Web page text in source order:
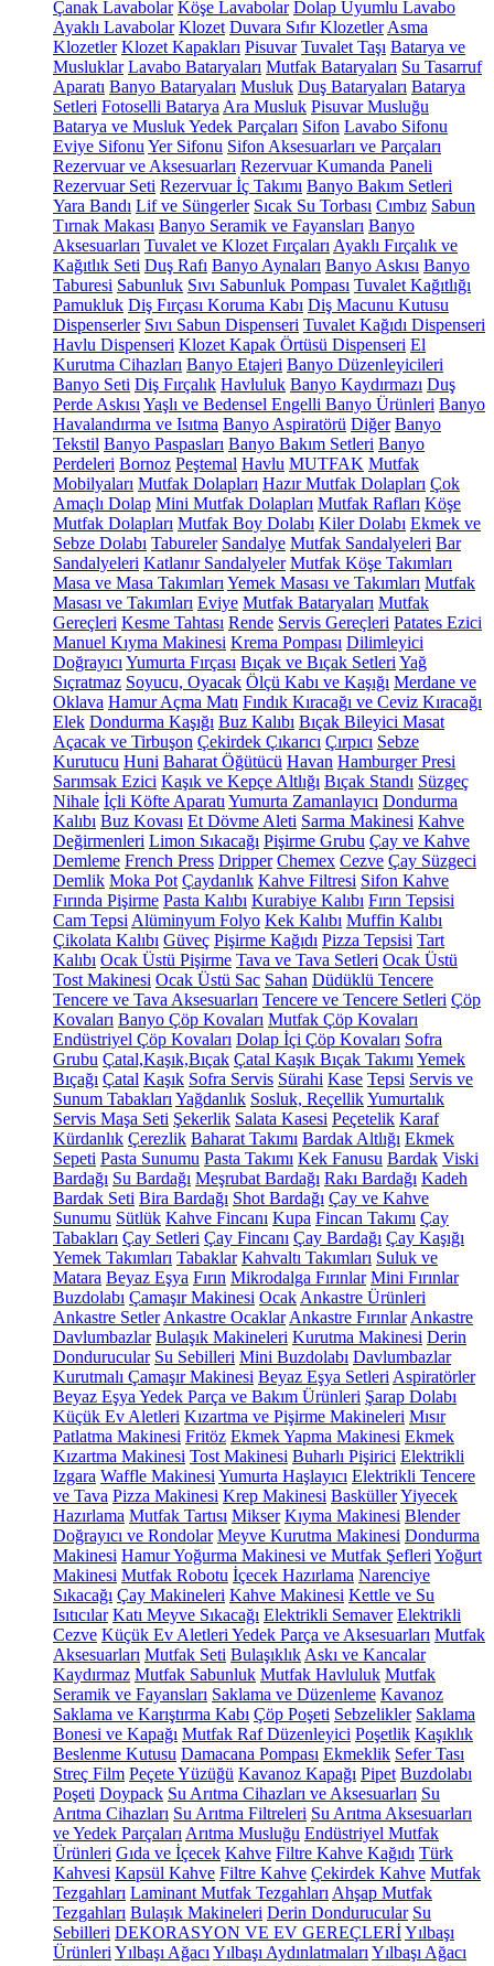
Çanak Lavabolar Köşe Lavabolar Dolap Uyumlu Lavabo
Ayaklı Lavabolar Klozet Duvara Sıfır Klozetler Asma
Klozetler Klozet Kapakları Pisuvar Tuvalet Taşı Batarya ve
Musluklar Lavabo Bataryaları Mutfak Bataryaları Su Tasarruf
Aparatı Banyo Bataryaları Musluk Duş Bataryaları Batarya
Setleri Fotoselli Batarya Ara Musluk Pisuvar Musluğu
Batarya ve Musluk Yedek Parçaları Sifon Lavabo Sifonu
Eviye Sifonu Yer Sifonu Sifon Aksesuarları ve Parçaları
Rezervuar ve Aksesuarları Rezervuar Kumanda Paneli
Rezervuar Seti Rezervuar İç Takımı Banyo Bakım Setleri
Yara Bandı Lif ve Süngerler Sıcak Su Torbası Cımbız Sabun
Tırnak Makası Banyo Seramik ve Fayansları Banyo
Aksesuarları Tuvalet ve Klozet Fırçaları Ayaklı Fırçalık ve
Kağıtlık Seti Duş Rafı Banyo Aynaları Banyo Askısı Banyo
Taburesi Sabunluk Sıvı Sabunluk Pompası Tuvalet Kağıtlığı
Pamukluk Diş Fırçası Koruma Kabı Diş Macunu Kutusu
Dispenserler Sıvı Sabun Dispenseri Tuvalet Kağıdı Dispenseri
Havlu Dispenseri Klozet Kapak Örtüsü Dispenseri El
Kurutma Cihazları Banyo Etajeri Banyo Düzenleyicileri
Banyo Seti Diş Fırçalık Havluluk Banyo Kaydırmazı Duş
Perde Askısı Yaşlı ve Bedensel Engelli Banyo Ürünleri Banyo
Havalandırma ve Isıtma Banyo Aspiratörü Diğer Banyo
Tekstil Banyo Paspasları Banyo Bakım Setleri Banyo
Perdeleri Bornoz Peştemal Havlu MUTFAK Mutfak
Mobilyaları Mutfak Dolapları Hazır Mutfak Dolapları Çok
Amaçlı Dolap Mini Mutfak Dolapları Mutfak Rafları Köşe
Mutfak Dolapları Mutfak Boy Dolabı Kiler Dolabı Ekmek ve
Sebze Dolabı Tabureler Sandalye Mutfak Sandalyeleri Bar
Sandalyeleri Katlanır Sandalyeler Mutfak Köşe Takımları
Masa ve Masa Takımları Yemek Masası ve Takımları Mutfak
Masası ve Takımları Eviye Mutfak Bataryaları Mutfak
Gereçleri Kesme Tahtası Rende Servis Gereçleri Patates Ezici
Manuel Kıyma Makinesi Krema Pompası Dilimleyici
Doğrayıcı Yumurta Fırçası Bıçak ve Bıçak Setleri Yağ
Sıçratmaz Soyucu, Oyacak Ölçü Kabı ve Kaşığı Merdane ve
Oklava Hamur Açma Matı Fındık Kıracağı ve Ceviz Kıracağı
Elek Dondurma Kaşığı Buz Kalıbı Bıçak Bileyici Masat
Açacak ve Tirbuşon Çekirdek Çıkarıcı Çırpıcı Sebze
Kurutucu Huni Baharat Öğütücü Havan Hamburger Presi
Sarımsak Ezici Kaşık ve Kepçe Altlığı Bıçak Standı Süzgeç
Nihale İçli Köfte Aparatı Yumurta Zamanlayıcı Dondurma
Kalıbı Buz Kovası Et Dövme Aleti Sarma Makinesi Kahve
Değirmenleri Limon Sıkacağı Pişirme Grubu Çay ve Kahve
Demleme French Press Dripper Chemex Cezve Çay Süzgeci
Demlik Moka Pot Çaydanlık Kahve Filtresi Sifon Kahve
Fırında Pişirme Pasta Kalıbı Kurabiye Kalıbı Fırın Tepsisi
Cam Tepsi Alüminyum Folyo Kek Kalıbı Muffin Kalıbı
Çikolata Kalıbı Güveç Pişirme Kağıdı Pizza Tepsisi Tart
Kalıbı Ocak Üstü Pişirme Tava ve Tava Setleri Ocak Üstü
Tost Makinesi Ocak Üstü Sac Sahan Düdüklü Tencere
Tencere ve Tava Aksesuarları Tencere ve Tencere Setleri Çöp
Kovaları Banyo Çöp Kovaları Mutfak Çöp Kovaları
Endüstriyel Çöp Kovaları Dolap İçi Çöp Kovaları Sofra
Grubu Çatal,Kaşık,Bıçak Çatal Kaşık Bıçak Takımı Yemek
Bıçağı Çatal Kaşık Sofra Servis Sürahi Kase Tepsi Servis ve
Sunum Tabakları Yağdanlık Sosluk, ReçellikYumurtalık
Servis Maşa Seti Şekerlik Salata Kasesi Peçetelik Karaf
Kürdanlık Çerezlik Baharat Takımı Bardak Altlığı Ekmek
Sepeti Pasta Sunumu Pasta Takımı Kek Fanusu Bardak Viski
Bardağı Su Bardağı Meşrubat Bardağı Rakı Bardağı Kadeh
Bardak Seti Bira Bardağı Shot Bardağı Çay ve Kahve
Sunumu Sütlük Kahve Fincanı Kupa Fincan Takımı Çay
Tabakları Çay Setleri Çay Fincanı Çay Bardağı Çay Kaşığı
Yemek Takımları Tabaklar Kahvaltı Takımları Suluk ve
Matara Beyaz Eşya Fırın Mikrodalga Fırınlar Mini Fırınlar
Buzdolabı Çamaşır Makinesi Ocak Ankastre Ürünleri
Ankastre Setler Ankastre Ocaklar Ankastre Fırınlar Ankastre
Davlumbazlar Bulaşık Makineleri Kurutma Makinesi Derin
Dondurucular Su Sebilleri Mini Buzdolabı Davlumbazlar
Kurutmalı Çamaşır Makinesi Beyaz Eşya Setleri Aspiratörler
Beyaz Eşya Yedek Parça ve Bakım Ürünleri Şarap Dolabı
Küçük Ev Aletleri Kızartma ve Pişirme Makineleri Mısır
Patlatma Makinesi Fritöz Ekmek Yapma Makinesi Ekmek
Kızartma Makinesi Tost Makinesi Buharlı Pişirici Elektrikli
Izgara Waffle Makinesi Yumurta Haşlayıcı Elektrikli Tencere
ve Tava Pizza Makinesi Krep Makinesi BasküllerYiyecek
Hazırlama Mutfak Tartısı Mikser Kıyma Makinesi Blender
Doğrayıcı ve Rondolar Meyve Kurutma Makinesi Dondurma
Makinesi Hamur Yoğurma Makinesi ve Mutfak Şefleri Yoğurt
Makinesi Mutfak Robotu İçecek Hazırlama Narenciye
Sıkacağı Çay Makineleri Kahve Makinesi Kettle ve Su
Isıtıcılar Katı Meyve Sıkacağı Elektrikli Semaver Elektrikli
Cezve Küçük Ev Aletleri Yedek Parça ve Aksesuarları Mutfak
Aksesuarları Mutfak Seti Bulaşıklık Askı ve Kancalar
Kaydırmaz Mutfak Sabunluk Mutfak Havluluk Mutfak
Seramik ve Fayansları Saklama ve Düzenleme Kavanoz
Saklama ve Karıştırma Kabı Çöp Poşeti Sebzelikler Saklama
Bonesi ve Kapağı Mutfak Raf Düzenleyici Poşetlik Kaşıklık
Beslenme Kutusu Damacana Pompası Ekmeklik Sefer Tası
Streç Film Peçete Yüzüğü Kavanoz Kapağı Pipet Buzdolabı
Poşeti Doypack Su Arıtma Cihazları ve Aksesuarları Su
Arıtma Cihazları Su Arıtma Filtreleri Su Arıtma Aksesuarları
ve Yedek Parçaları Arıtma Musluğu Endüstriyel Mutfak
Ürünleri Gıda ve İçecek Kahve Filtre Kahve Kağıdı Türk
Kahvesi Kapsül Kahve Filtre Kahve Çekirdek Kahve Mutfak
Tezgahları Laminant Mutfak Tezgahları Ahşap Mutfak
Tezgahları Bulaşık Makineleri Derin Dondurucular Su
Sebilleri DEKORASYON VE EV GEREÇLERİYılbaşı
Ürünleri Yılbaşı Ağacı Yılbaşı Aydınlatmaları Yılbaşı Ağacı